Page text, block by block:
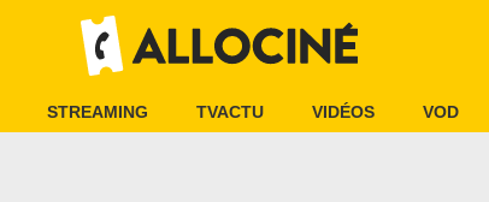
STREAMING TVACTU VIDÉOS VOD